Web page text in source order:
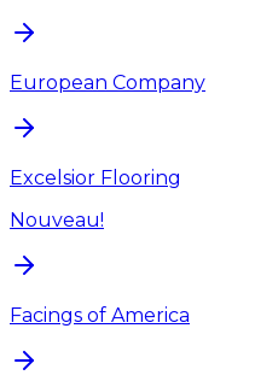
European Company
Excelsior Flooring
Nouveau!
Facings of America